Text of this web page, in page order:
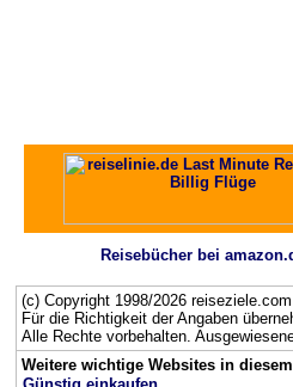
Reisebücher bei
(c) Copyright 1998/2026 reiseziele.com
Für die Richtigkeit der Angaben
Alle Rechte vorbehalten.
Weitere wichtige Websites in